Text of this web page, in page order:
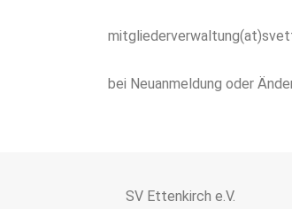
bei Neuanmeldung oder
SV Ettenkirch e.V.